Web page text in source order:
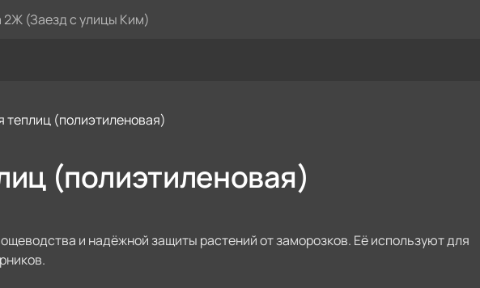
2Ж (Заезд с улицы Ким)
теплиц (полиэтиленовая)
(полиэтиленовая)
и надёжной защиты растений от заморозков. Её используют для